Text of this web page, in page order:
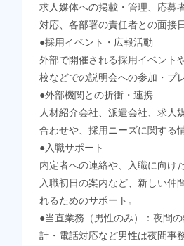
求人媒体への掲載・管理、応募
対応、各部署の責任者との面接
●採用イベント・広報活動
外部で開催される採用イベント
校などでの説明会への参加・プ
●外部機関との折衝・連携
人材紹介会社、派遣会社、求人
合わせや、採用ニーズに関する
●入職サポート
内定者への連絡や、入職に向け
入職初日の案内など、新しい仲
れるためのサポート。
●当直業務（男性のみ）：夜間
計・電話対応など男性は夜間事